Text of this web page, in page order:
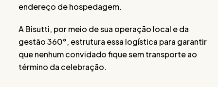
endereço de hospedagem.
A Bisutti, por meio de sua operação local e da
gestão 360°, estrutura essa logística para garantir
que nenhum convidado fique sem transporte ao
término da celebração.